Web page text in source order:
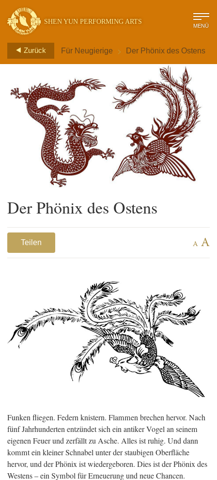
SHEN YUN PERFORMING ARTS MENÜ
Zurück Für Neugierige > Der Phönix des Ostens
Der Phönix des Ostens
Teilen A A
Funken fliegen. Federn knistern. Flammen brechen hervor. Nach
fünf Jahrhunderten entzündet sich ein antiker Vogel an seinem
eigenen Feuer und zerfällt zu Asche. Alles ist ruhig. Und dann
kommt ein kleiner Schnabel unter der staubigen Oberfläche
hervor, und der Phönix ist wiedergeboren. Dies ist der Phönix des
Westens – ein Symbol für Erneuerung und neue Chancen.